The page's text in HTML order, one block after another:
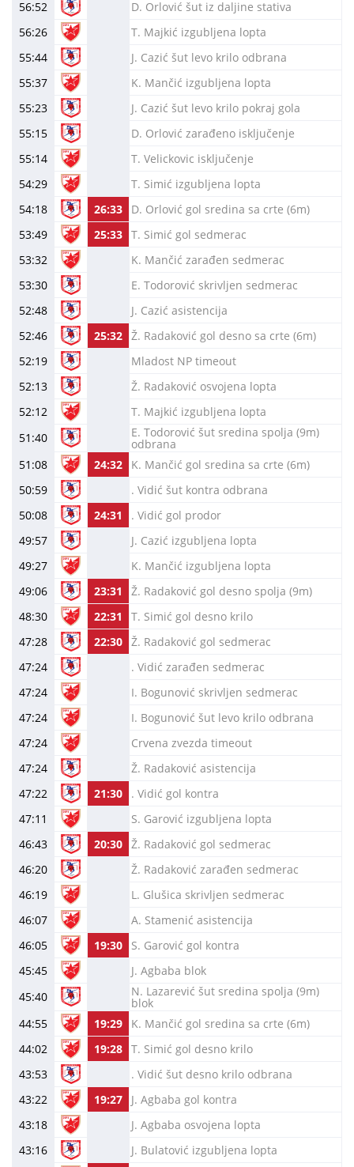
56:52
D. Orlović šut iz daljine stativa
56:26
T. Majkić izgubljena lopta
55:44
J. Cazić šut levo krilo odbrana
55:37
K. Mančić izgubljena lopta
55:23
J. Cazić šut levo krilo pokraj gola
55:15
D. Orlović zarađeno isključenje
55:14
T. Velickovic isključenje
54:29
T. Simić izgubljena lopta
54:18
26:33
D. Orlović gol sredina sa crte (6m)
53:49
25:33 T. Simić gol sedmerac
53:32
K. Mančić zarađen sedmerac
53:30
E. Todorović skrivljen sedmerac
52:48
J. Cazić asistencija
52:46
25:32 Ž. Radaković gol desno sa crte (6m)
52:19
Mladost NP timeout
52:13
Ž. Radaković osvojena lopta
52:12
T. Majkić izgubljena lopta
51:40
E. Todorović šut sredina spolja (9m)
odbrana
51:08
24:32
K. Mančić gol sredina sa crte (6m)
50:59
. Vidić šut kontra odbrana
50:08
24:31
. Vidić gol prodor
49:57
J. Cazić izgubljena lopta
49:27
K. Mančić izgubljena lopta
49:06
23:31
Ž. Radaković gol desno spolja (9m)
48:30
22:31
T. Simić gol desno krilo
47:28
22:30 Ž. Radaković gol sedmerac
47:24
. Vidić zarađen sedmerac
47:24
I. Bogunović skrivljen sedmerac
47:24
I. Bogunović šut levo krilo odbrana
47:24
Crvena zvezda timeout
47:24
Ž. Radaković asistencija
47:22
21:30
. Vidić gol kontra
47:11
S. Garović izgubljena lopta
46:43
20:30 Ž. Radaković gol sedmerac
46:20
Ž. Radaković zarađen sedmerac
46:19
L. Glušica skrivljen sedmerac
46:07
A. Stamenić asistencija
46:05
19:30
S. Garović gol kontra
45:45
J. Agbaba blok
45:40
N. Lazarević šut sredina spolja (9m)
blok
44:55
19:29
K. Mančić gol sredina sa crte (6m)
44:02
19:28 T. Simić gol desno krilo
43:53
. Vidić šut desno krilo odbrana
43:22
19:27
J. Agbaba gol kontra
43:18
J. Agbaba osvojena lopta
43:16
J. Bulatović izgubljena lopta